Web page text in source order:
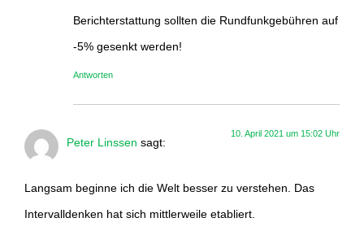
Berichterstattung sollten die Rundfunkgebühren auf
-5% gesenkt werden!
Antworten
Peter Linssen sagt:
10. April 2021 um 15:02 Uhr
Langsam beginne ich die Welt besser zu verstehen. Das
Intervalldenken hat sich mittlerweile etabliert.